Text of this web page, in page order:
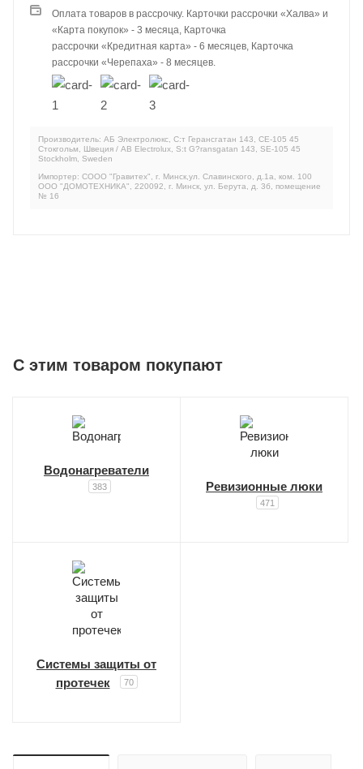
Оплата товаров в рассрочку. Карточки рассрочки «Халва» и
«Карта покупок» - 3 месяца, Карточка
рассрочки «Кредитная карта» - 6 месяцев, Карточка
рассрочки «Черепаха» - 8 месяцев.
Производитель: АБ Электролюкс, С:т Герансгатан 143, СЕ-105 45
Стокгольм, Швеция / AB Electrolux, S:t G?ransgatan 143, SE-105 45
Stockholm, Sweden
Импортер: СООО "Гравитех", г. Минск,ул. Славинского, д.1а, ком. 100
ООО "ДОМОТЕХНИКА", 220092, г. Минск, ул. Берута, д. 3б, помещение
№ 16
C этим товаром покупают
Водонагреватели
383 Ревизионные люки
471
Системы защиты от
протечек
70